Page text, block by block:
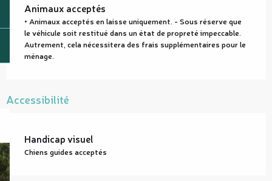
Animaux acceptés
• Animaux acceptés en laisse uniquement. - Sous réserve que
le véhicule soit restitué dans un état de propreté impeccable.
Autrement, cela nécessitera des frais supplémentaires pour le
ménage.
Accessibilité
Handicap visuel
Chiens guides acceptés